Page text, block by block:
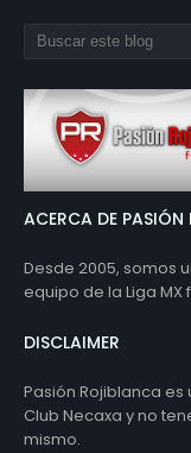
ACERCA DE
Desde 2005, somos
equipo de la Liga MX
DISCLAIMER
Pasión Rojiblanca
Club Necaxa y no
mismo.